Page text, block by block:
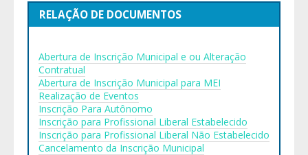
RELAÇÃO DE DOCUMENTOS
Abertura de Inscrição Municipal e ou Alteração
Contratual
Abertura de Inscrição Municipal para MEI
Realização de Eventos
Inscrição Para Autônomo
Inscrição para Profissional Liberal Estabelecido
Inscrição para Profissional Liberal Não Estabelecido
Cancelamento da Inscrição Municipal